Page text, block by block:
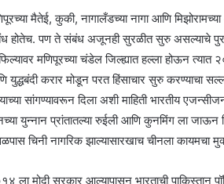
मैतेई, कुकी, नागालँडच्या नागा आणि
होतेच. पण ते संबंध अजूनही सुरळीत सुरु असल्याचे पुरावे
मणिपूरच्या चंडेल जिल्ह्यात हल्ला होऊन
युद्धबंदी करार मोडून परत हिंसाचार सुरु करण्याचा
सांगण्यावरून दिला अशी माहिती भारतीय
युन्नान प्रांतातल्या रुईली आणि कुनमिंग ला जाऊन
चिनी नागरिक झाल्यासारखाच चीनला कायमचा
ला मोदी सरकार आल्यापासून भारताची पाकिस्तान